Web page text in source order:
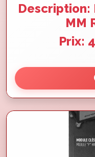
Description:
MM
Prix: